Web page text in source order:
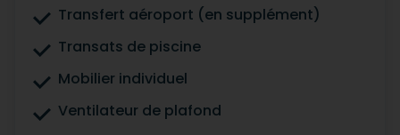
Transfert aéroport (en supplément)
Transats de piscine
Mobilier individuel
Ventilateur de plafond